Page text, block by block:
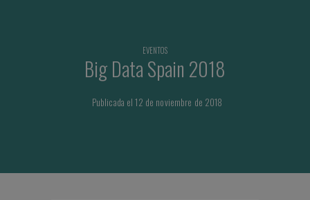
EVENTOS
Big Data Spain 2018
Publicada el 12 de noviembre de 2018